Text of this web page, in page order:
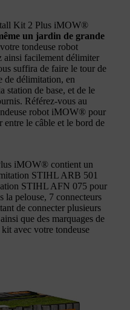
Kit 2 Plus iMOW®
un jardin de grande
tondeuse robot
facilement délimiter
suffira de faire le tour de
de délimitation, en
station de base, et de le
Référez-vous au
robot iMOW® pour
entre le câble et le bord de
iMOW® contient un
STIHL ARB 501
STIHL AFN 075 pour
la pelouse, 7 connecteurs
de connecter plusieurs
que des marquages de
avec votre tondeuse